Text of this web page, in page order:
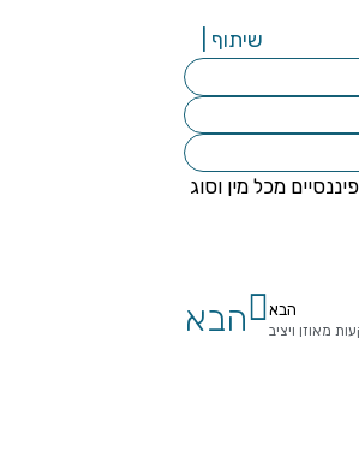
שיתוף |
מכל מין וסוג
הבא
מאוזן ויציב הבא